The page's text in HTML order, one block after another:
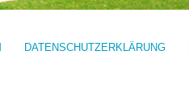
DATENSCHUTZERKLÄRUNG